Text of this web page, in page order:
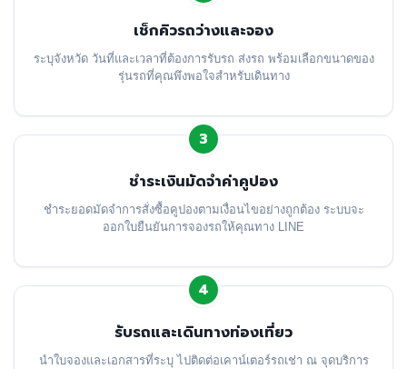
เช็กคิวรถว่างและจอง
ระบุจังหวัด วันที่และเวลาที่ต้องการรับรถ ส่งรถ พร้อมเลือกขนาดของ
รุ่นรถที่คุณพึงพอใจสำหรับเดินทาง
3
ชำระเงินมัดจำค่าคูปอง
ชำระยอดมัดจำการสั่งซื้อคูปองตามเงื่อนไขอย่างถูกต้อง ระบบจะ
ออกใบยืนยันการจองรถให้คุณทาง LINE
4
รับรถและเดินทางท่องเที่ยว
นำใบจองและเอกสารที่ระบุ ไปติดต่อเคาน์เตอร์รถเช่า ณ จุดบริการ